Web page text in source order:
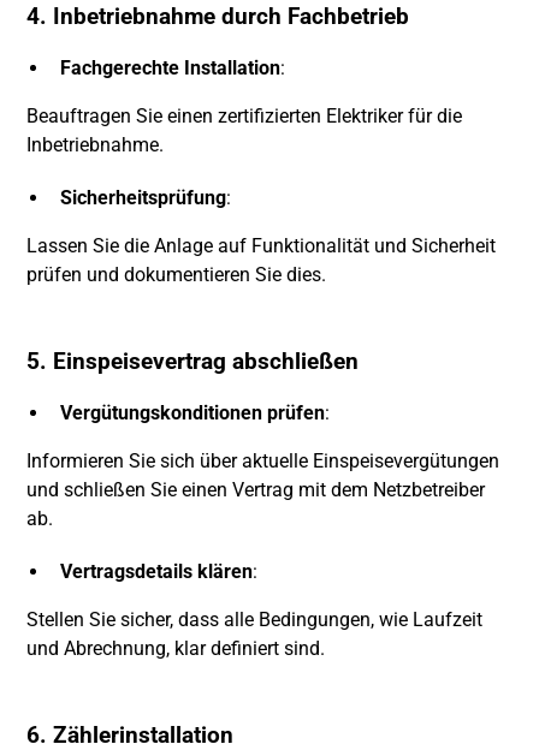
4. Inbetriebnahme durch Fachbetrieb
Fachgerechte Installation:
Beauftragen Sie einen zertifizierten Elektriker für die
Inbetriebnahme.
Sicherheitsprüfung:
Lassen Sie die Anlage auf Funktionalität und Sicherheit
prüfen und dokumentieren Sie dies.
5. Einspeisevertrag abschließen
Vergütungskonditionen prüfen:
Informieren Sie sich über aktuelle Einspeisevergütungen
und schließen Sie einen Vertrag mit dem Netzbetreiber
ab.
Vertragsdetails klären:
Stellen Sie sicher, dass alle Bedingungen, wie Laufzeit
und Abrechnung, klar definiert sind.
6. Zählerinstallation